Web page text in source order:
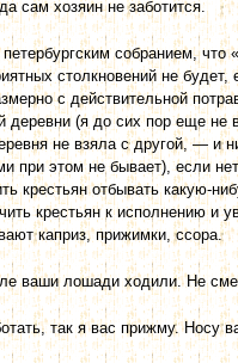
сам хозяин не заботится.
собранием,
столкновений не будет,
с действительной
деревни (я до сих пор еще не
не взяла с другой, — и
при этом не бывает), если
крестьян отбывать какую-
крестьян к исполнению и
каприз, прижимки, ссора.
ваши лошади ходили. Не
так я вас прижму. Носу